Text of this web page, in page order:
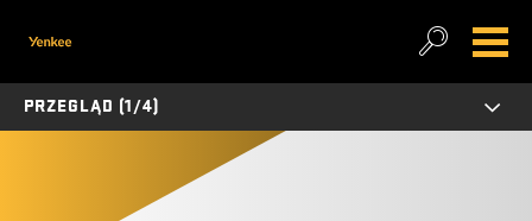
PRZEGLĄD (1/4)